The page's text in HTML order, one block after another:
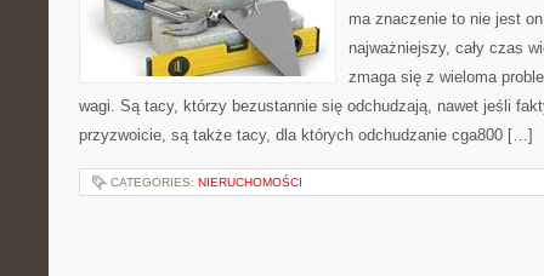
ma znaczenie to nie jest
najważniejszy, cały czas
zmaga się z wieloma
wagi. Są tacy, którzy bezustannie się odchudzają, nawet jeśli
przyzwoicie, są także tacy, dla których odchudzanie cga800 […]
CATEGORIES: NIERUCHOMOŚCI